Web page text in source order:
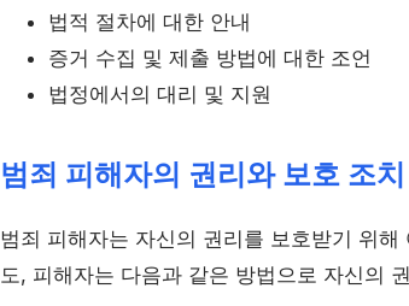
법적 절차에 대한 안내
증거 수집 및 제출 방법에 대한 조언
법정에서의 대리 및 지원
범죄 피해자의 권리와 보호 조치
범죄 피해자는 자신의 권리를 보호받기 위
도, 피해자는 다음과 같은 방법으로 자신의